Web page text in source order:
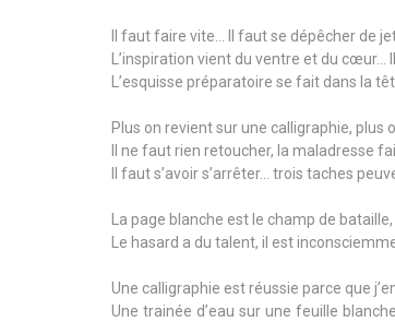
Il faut faire vite… Il faut se dépêcher de
L’inspiration vient du ventre et du cœur…
L’esquisse préparatoire se fait dans la
Plus on revient sur une calligraphie, plus
Il ne faut rien retoucher, la maladresse
Il faut s’avoir s’arrêter… trois taches
La page blanche est le champ de
Le hasard a du talent, il est
Une calligraphie est réussie parce que
Une trainée d’eau sur une feuille